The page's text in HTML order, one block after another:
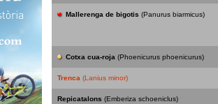
Mallerenga de bigotis (Panurus biarmicus)
Cotxa cua-roja (Phoenicurus phoenicurus)
Trenca (Lanius minor)
Repicatalons (Emberiza schoeniclus)